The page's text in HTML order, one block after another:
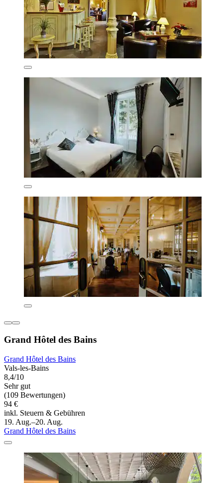
Grand Hôtel des Bains
Grand Hôtel des Bains
Vals-les-Bains
8,4/10
Sehr gut
(109 Bewertungen)
94 €
inkl. Steuern & Gebühren
19. Aug.–20. Aug.
Grand Hôtel des Bains